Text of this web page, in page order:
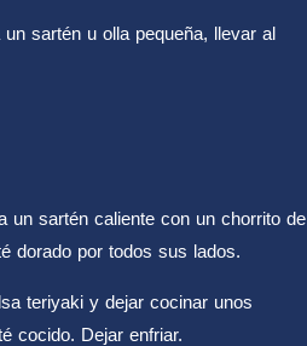
sartén u olla pequeña, llevar al
un sartén caliente con un chorrito de
dorado por todos sus lados.
teriyaki y dejar cocinar unos
cocido. Dejar enfriar.